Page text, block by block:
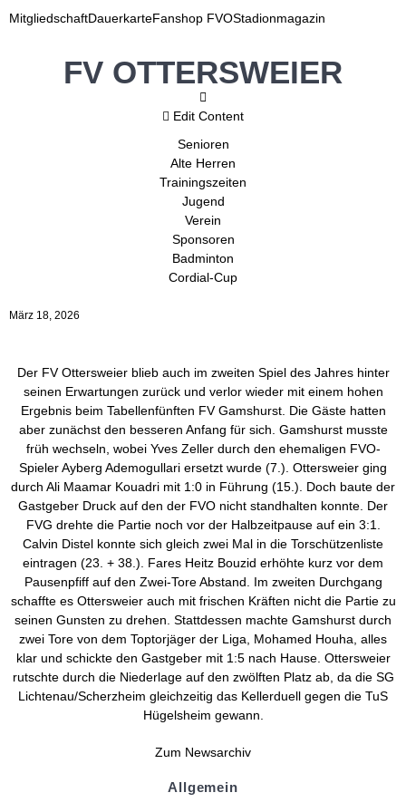
MitgliedschaftDauerkarteFanshop FVOStadionmagazin
FV OTTERSWEIER
Edit Content
Senioren
Alte Herren
Trainingszeiten
Jugend
Verein
Sponsoren
Badminton
Cordial-Cup
März 18, 2026
Der FV Ottersweier blieb auch im zweiten Spiel des Jahres hinter
seinen Erwartungen zurück und verlor wieder mit einem hohen
Ergebnis beim Tabellenfünften FV Gamshurst. Die Gäste hatten
aber zunächst den besseren Anfang für sich. Gamshurst musste
früh wechseln, wobei Yves Zeller durch den ehemaligen FVO-
Spieler Ayberg Ademogullari ersetzt wurde (7.). Ottersweier ging
durch Ali Maamar Kouadri mit 1:0 in Führung (15.). Doch baute der
Gastgeber Druck auf den der FVO nicht standhalten konnte. Der
FVG drehte die Partie noch vor der Halbzeitpause auf ein 3:1.
Calvin Distel konnte sich gleich zwei Mal in die Torschützenliste
eintragen (23. + 38.). Fares Heitz Bouzid erhöhte kurz vor dem
Pausenpfiff auf den Zwei-Tore Abstand. Im zweiten Durchgang
schaffte es Ottersweier auch mit frischen Kräften nicht die Partie zu
seinen Gunsten zu drehen. Stattdessen machte Gamshurst durch
zwei Tore von dem Toptorjäger der Liga, Mohamed Houha, alles
klar und schickte den Gastgeber mit 1:5 nach Hause. Ottersweier
rutschte durch die Niederlage auf den zwölften Platz ab, da die SG
Lichtenau/Scherzheim gleichzeitig das Kellerduell gegen die TuS
Hügelsheim gewann.
Zum Newsarchiv
Allgemein